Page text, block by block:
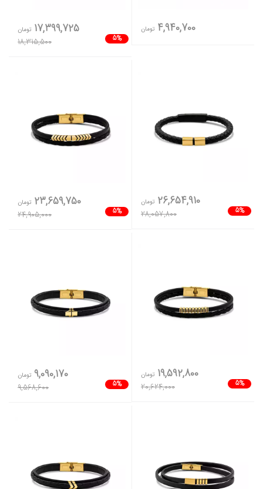
4,940,700 تومان
5%
17,399,725 تومان
18,315,500
5%
26,654,910 تومان
28,057,800
5%
23,659,750 تومان
24,905,000
5%
19,592,800 تومان
20,624,000
5%
9,090,170 تومان
9,568,600